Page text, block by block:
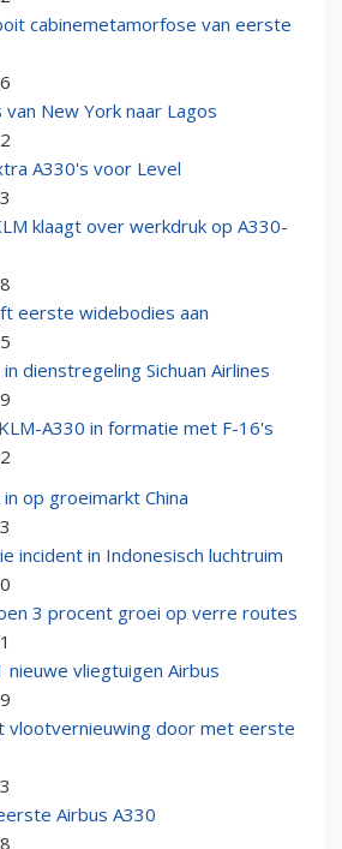
cabinemetamorfose van eerste
New York naar Lagos
A330's voor Level
klaagt over werkdruk op A330-
eerste widebodies aan
dienstregeling Sichuan Airlines
A330 in formatie met F-16's
op groeimarkt China
incident in Indonesisch luchtruim
3 procent groei op verre routes
nieuwe vliegtuigen Airbus
vlootvernieuwing door met eerste
Airbus A330